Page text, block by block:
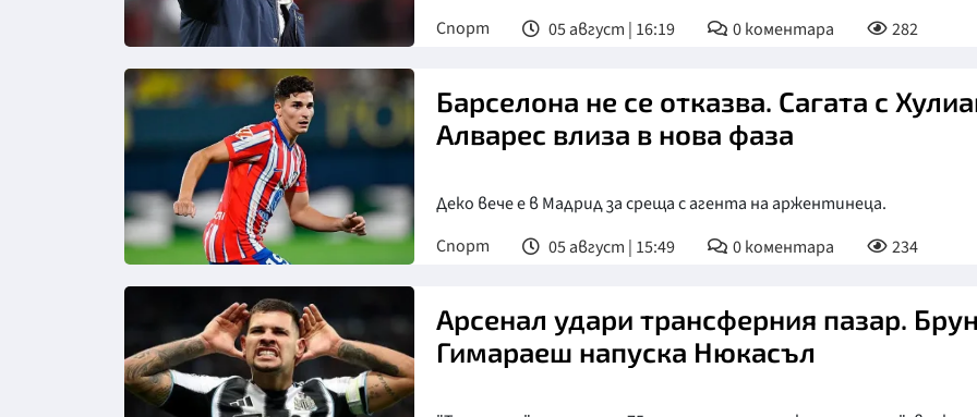
Снимка: goggle
Спорт
05 август | 16:19 0коментара 282
Снимка: goggle
Барселона не се отказва. Сагата с
Алварес влиза в нова фаза
Деко вече е в Мадрид за среща с агента на аржентинеца.
Спорт
05 август | 15:49 0коментара 234
Арсенал удари трансферния пазар.
Гимараеш напуска Нюкасъл